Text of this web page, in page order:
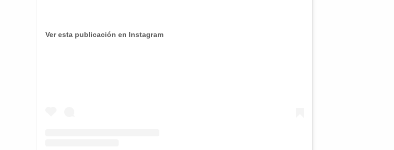
Ver esta publicación en Instagram